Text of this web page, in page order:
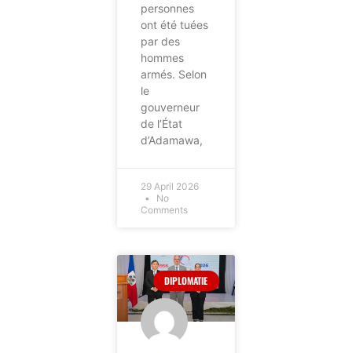
personnes
ont été tuées
par des
hommes
armés. Selon
le
gouverneur
de l’État
d’Adamawa,
29 April 2026
No
Comments
DIPLOMATIE